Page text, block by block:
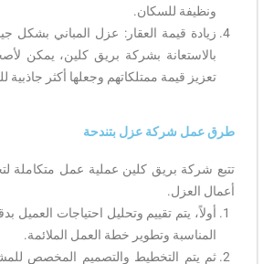
ونظيفة للسكان.
زيادة قيمة العقار: عزل المباني بشكل
بالاستعانة بشركة بريق كلين، يمكن
تعزيز قيمة ممتلكاتهم وجعلها أكثر جاذبية
طرق عمل شركة عزل بتندحة
تتبع شركة بريق كلين عملية عمل متكاملة
أعمال العزل.
أولاً، يتم تقييم وتحليل احتياجات العميل
المناسبة وتطوير خطة العمل الملائمة.
ثم يتم التخطيط والتصميم المخصص